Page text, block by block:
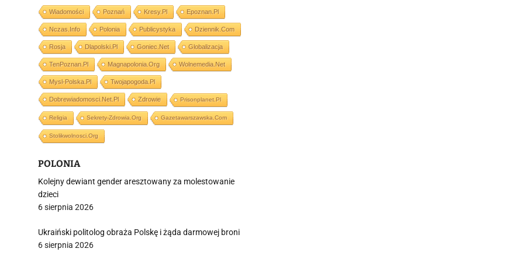
Wiadomości Poznań Kresy.pl Epoznan.pl
Nczas.info Polonia Publicystyka Dziennik.com
Rosja Dlapolski.pl Goniec.net Globalizacja
TenPoznan.pl Magnapolonia.org Wolnemedia.net
Mysl-Polska.pl Twojapogoda.pl
Dobrewiadomosci.net.pl Zdrowie Prisonplanet.pl
Religia Sekrety-Zdrowia.org Gazetawarszawska.com
Stolikwolnosci.org
POLONIA
Kolejny dewiant gender aresztowany za molestowanie
dzieci
6 sierpnia 2026
Ukraiński politolog obraża Polskę i żąda darmowej broni
6 sierpnia 2026